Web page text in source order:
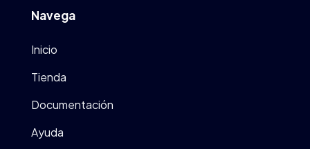
Navega
Inicio
Tienda
Documentación
Ayuda